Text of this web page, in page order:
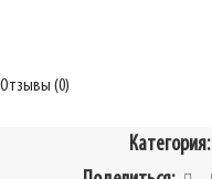
Отзывы (0)
Категория: